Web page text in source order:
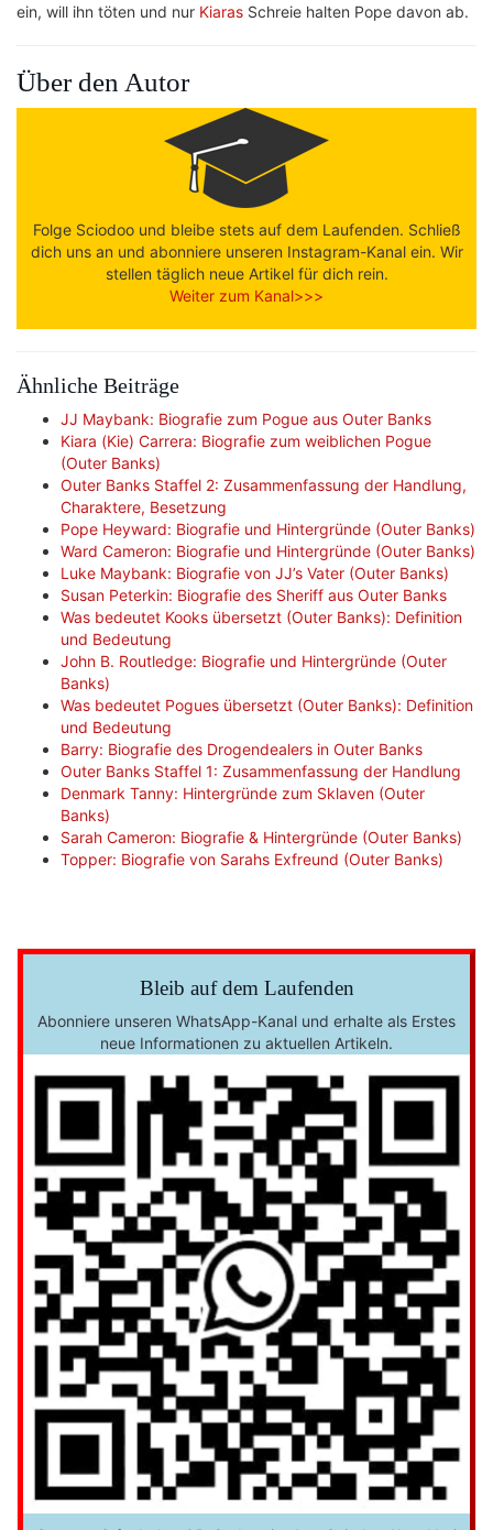
ein, will ihn töten und nur Kiaras Schreie halten Pope davon ab.
Über den Autor
Folge Sciodoo und bleibe stets auf dem Laufenden. Schließ
dich uns an und abonniere unseren Instagram-Kanal ein. Wir
stellen täglich neue Artikel für dich rein.
Weiter zum Kanal>>>
Ähnliche Beiträge
JJ Maybank: Biografie zum Pogue aus Outer Banks
Kiara (Kie) Carrera: Biografie zum weiblichen Pogue
(Outer Banks)
Outer Banks Staffel 2: Zusammenfassung der Handlung,
Charaktere, Besetzung
Pope Heyward: Biografie und Hintergründe (Outer Banks)
Ward Cameron: Biografie und Hintergründe (Outer Banks)
Luke Maybank: Biografie von JJ’s Vater (Outer Banks)
Susan Peterkin: Biografie des Sheriff aus Outer Banks
Was bedeutet Kooks übersetzt (Outer Banks): Definition
und Bedeutung
John B. Routledge: Biografie und Hintergründe (Outer
Banks)
Was bedeutet Pogues übersetzt (Outer Banks): Definition
und Bedeutung
Barry: Biografie des Drogendealers in Outer Banks
Outer Banks Staffel 1: Zusammenfassung der Handlung
Denmark Tanny: Hintergründe zum Sklaven (Outer
Banks)
Sarah Cameron: Biografie & Hintergründe (Outer Banks)
Topper: Biografie von Sarahs Exfreund (Outer Banks)
Bleib auf dem Laufenden
Abonniere unseren WhatsApp-Kanal und erhalte als Erstes
neue Informationen zu aktuellen Artikeln.